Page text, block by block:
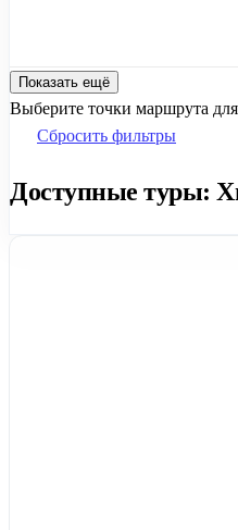
Показать ещё
Выберите точки маршрута
Сбросить фильтры
Доступные туры: